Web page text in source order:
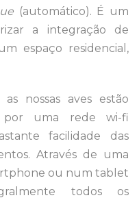
(automático). É um
a integração de
espaço residencial,
nossas aves estão
por uma rede wi-fi
facilidade das
Através de uma
ou num tablet
todos os